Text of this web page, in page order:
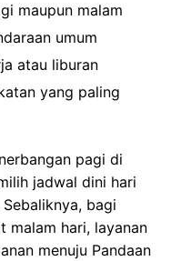
maupun malam
umum
atau liburan
yang paling
pagi di
jadwal dini hari
bagi
malam hari, layanan
menuju Pandaan